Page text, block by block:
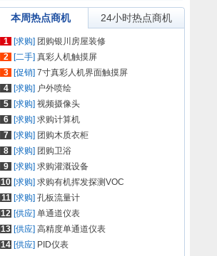
本周热点商机 24小时热点商机
1 [求购] 团购银川房屋装修
2
[二手] 真彩人机触摸屏
3
[促销] 7寸真彩人机界面触摸屏
4
[求购] 户外喷绘
5
[求购] 视频摄像头
6
[求购] 求购计算机
7
[求购] 团购木质衣柜
8
[求购] 团购卫浴
9
[求购] 求购灌溉设备
10 [求购] 求购有机挥发探测VOC
11 [求购] 孔板流量计
12 [供应] 单通道仪表
13 [供应] 高精度单通道仪表
14 [供应] PID仪表